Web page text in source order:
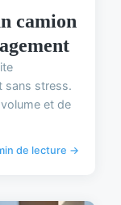
camion
sans stress.
et de
de lecture →